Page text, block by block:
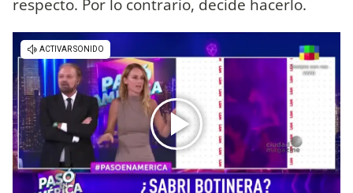
respecto. Por lo contrario, decide hacerlo.